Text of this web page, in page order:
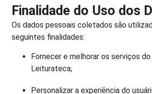
Finalidade do Uso dos
Os dados pessoais coletados são
seguintes finalidades:
Fornecer e melhorar os serviços
Leiturateca;
Personalizar a experiência do